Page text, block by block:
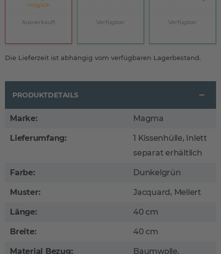
möglich
Ausverkauft Verfügbar Verfügbar
Die Lieferzeit ist abhängig vom verfügbaren Lagerbestand.
PRODUKTDETAILS
Marke: Magma
Lieferumfang:
1 Kissenhülle, Inlett
separat erhältlich
Farbe: Dunkelgrün
Muster: Jacquard, Meliert
Länge: 40 cm
Breite: 40 cm
Material Bezug:
Baumwolle,